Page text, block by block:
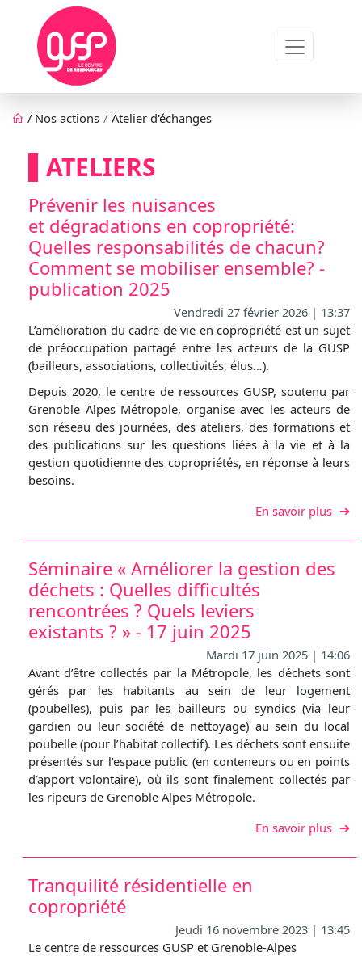
Aller au contenu principal
Fil d'Ariane
/ Nos actions Atelier d'échanges
ATELIERS
Prévenir les nuisances
et dégradations en copropriété:
Quelles responsabilités de chacun?
Comment se mobiliser ensemble? -
publication 2025
Vendredi 27 février 2026 | 13:37
L’amélioration du cadre de vie en copropriété est un sujet
de préoccupation partagé entre les acteurs de la GUSP
(bailleurs, associations, collectivités, élus…).
Depuis 2020, le centre de ressources GUSP, soutenu par
Grenoble Alpes Métropole, organise avec les acteurs de
son réseau des journées, des ateliers, des formations et
des publications sur les questions liées à la vie et à la
gestion quotidienne des copropriétés, en réponse à leurs
besoins.
En savoir plussur
Séminaire « Améliorer la gestion des
déchets : Quelles difficultés
rencontrées ? Quels leviers
existants ? » - 17 juin 2025
Mardi 17 juin 2025 | 14:06
Avant d’être collectés par la Métropole, les déchets sont
gérés par les habitants au sein de leur logement
(poubelles), puis par les bailleurs ou syndics (via leur
gardien ou leur société de nettoyage) au sein du local
poubelle (pour l’habitat collectif). Les déchets sont ensuite
présentés sur l’espace public (en conteneurs ou en points
d’apport volontaire), où ils sont finalement collectés par
les ripeurs de Grenoble Alpes Métropole.
En savoir plussur
Tranquilité résidentielle en
copropriété
Jeudi 16 novembre 2023 | 13:45
Le centre de ressources GUSP et Grenoble-Alpes